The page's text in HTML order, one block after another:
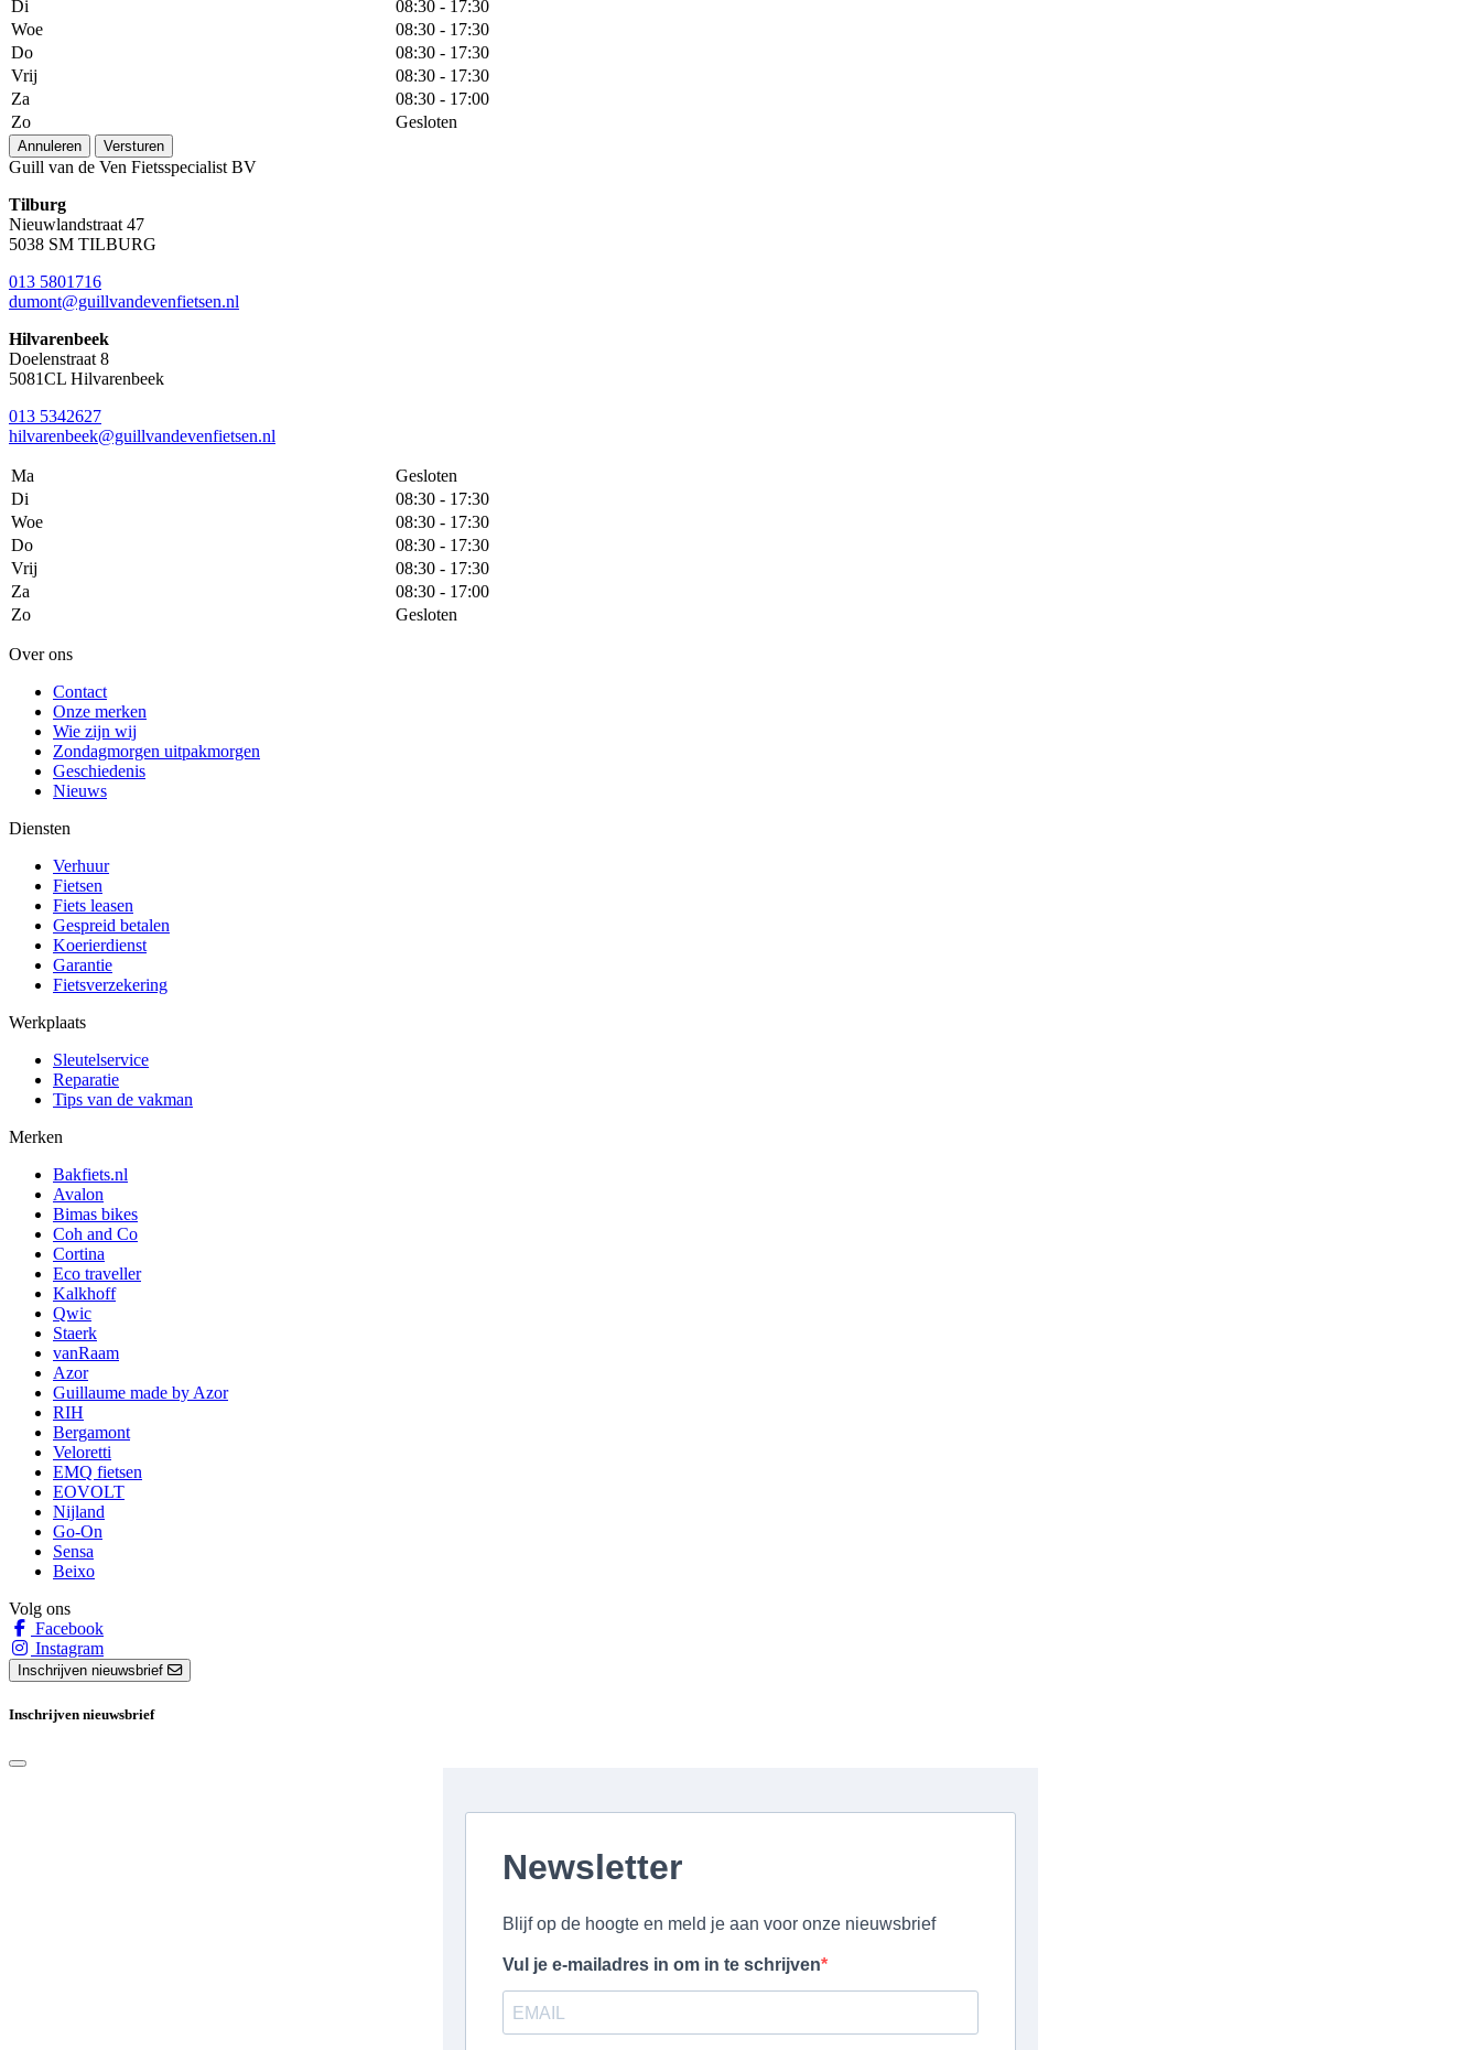
Di
08:30 - 17:30
Woe
08:30 - 17:30
Do
08:30 - 17:30
Vrij
08:30 - 17:30
Za
08:30 - 17:00
Zo
Gesloten
Annuleren Versturen
Guill van de Ven Fietsspecialist BV
Tilburg
Nieuwlandstraat 47
5038 SM TILBURG
013 5801716
dumont@guillvandevenfietsen.nl
Hilvarenbeek
Doelenstraat 8
5081CL Hilvarenbeek
013 5342627
hilvarenbeek@guillvandevenfietsen.nl
Ma
Gesloten
Di
08:30 - 17:30
Woe
08:30 - 17:30
Do
08:30 - 17:30
Vrij
08:30 - 17:30
Za
08:30 - 17:00
Zo
Gesloten
Over ons
Contact
Onze merken
Wie zijn wij
Zondagmorgen uitpakmorgen
Geschiedenis
Nieuws
Diensten
Verhuur
Fietsen
Fiets leasen
Gespreid betalen
Koerierdienst
Garantie
Fietsverzekering
Werkplaats
Sleutelservice
Reparatie
Tips van de vakman
Merken
Bakfiets.nl
Avalon
Bimas bikes
Coh and Co
Cortina
Eco traveller
Kalkhoff
Qwic
Staerk
vanRaam
Azor
Guillaume made by Azor
RIH
Bergamont
Veloretti
EMQ fietsen
EOVOLT
Nijland
Go-On
Sensa
Beixo
Volg ons
Facebook
Instagram
Inschrijven nieuwsbrief
Inschrijven nieuwsbrief